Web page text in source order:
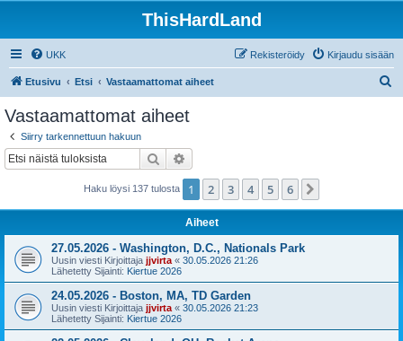
ThisHardLand
UKK Kirjaudu sisään
Rekisteröidy
Etusivu Etsi Vastaamattomat aiheet
Vastaamattomat aiheet
Siirry tarkennettuun hakuun
Etsi
Haku löysi 137 tulosta 1 2 3 4 5 6
Aiheet
27.05.2026 - Washington, D.C., Nationals Park
Uusin viesti Kirjoittaja jjvirta « 30.05.2026 21:26
Lähetetty Sijainti: Kiertue 2026
24.05.2026 - Boston, MA, TD Garden
Uusin viesti Kirjoittaja jjvirta « 30.05.2026 21:23
Lähetetty Sijainti: Kiertue 2026